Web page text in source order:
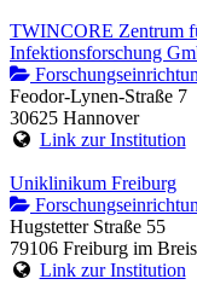
TWINCORE Zentrum
Infektionsforschung
Feodor-Lynen-Straße 7
30625 Hannover
Link zur Institution
Uniklinikum Freiburg
Hugstetter Straße 55
79106 Freiburg im
Link zur Institution